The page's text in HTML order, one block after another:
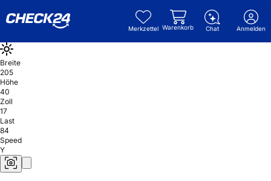
Merkzettel Warenkorb Chat Anmelden
Breite
205
Höhe
40
Zoll
17
Last
84
Speed
Y